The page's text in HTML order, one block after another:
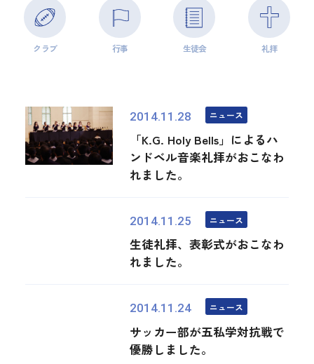
クラブ 行事 生徒会 礼拝
2014.11.28 ニュース
「K.G. Holy Bells」によるハ
ンドベル音楽礼拝がおこなわ
れました。
2014.11.25 ニュース
生徒礼拝、表彰式がおこなわ
れました。
2014.11.24 ニュース
サッカー部が五私学対抗戦で
優勝しました。